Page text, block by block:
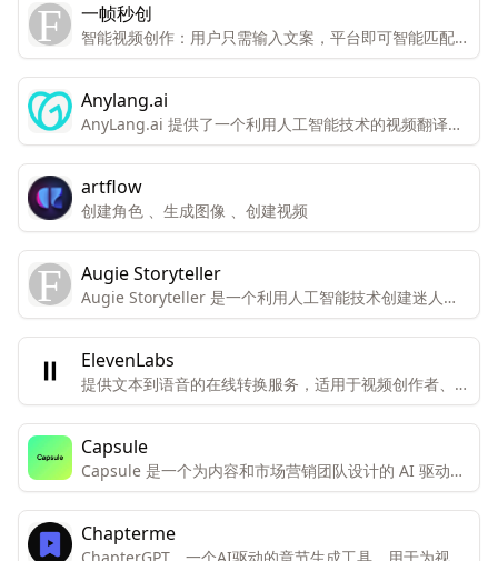
一帧秒创
智能视频创作：用户只需输入文案，平台即可智能匹配图
文，一键生成视频。 数字人播报平台：提供数字分身，
实现AI新主播的视频播报与直播服务。 智能文案写作：
AI助力，快速生成高品质文案内容。 智能绘画生成：输
入Prompt，即可生成画作，创作高品质素材。
Anylang.ai
AnyLang.ai 提供了一个利用人工智能技术的视频翻译平
台，旨在帮助用户跨越语言障碍，提高视频内容的全球可
访问性和参与度。
artflow
创建角色 、生成图像 、创建视频
Augie Storyteller
Augie Storyteller 是一个利用人工智能技术创建迷人的
睡前故事的服务，它通过生成的视频片段来实现。
ElevenLabs
提供文本到语音的在线转换服务，适用于视频创作者、开
发者和企业。
Capsule
Capsule 是一个为内容和市场营销团队设计的 AI 驱动视
频编辑器。它旨在使视频编辑和添加动态图形的速度提高
10 倍，并且更简单易用。
Chapterme